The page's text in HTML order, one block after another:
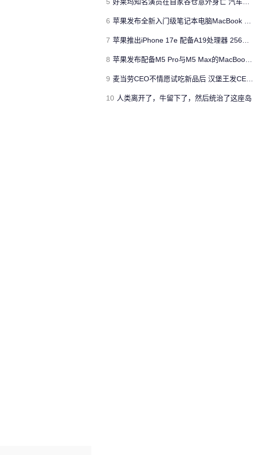
6 苹果发布全新入门级笔记本电脑MacBook Neo 起售价599美元
7 苹果推出iPhone 17e 配备A19处理器 256GB容量起步 刘海屏依旧
8 苹果发布配备M5 Pro与M5 Max的MacBook Pro 本地AI能力再升级 ​
9 麦当劳CEO不情愿试吃新品后 汉堡王发CEO狠咬皇堡视频借势营销
10 人类离开了，牛留下了，然后统治了这座岛